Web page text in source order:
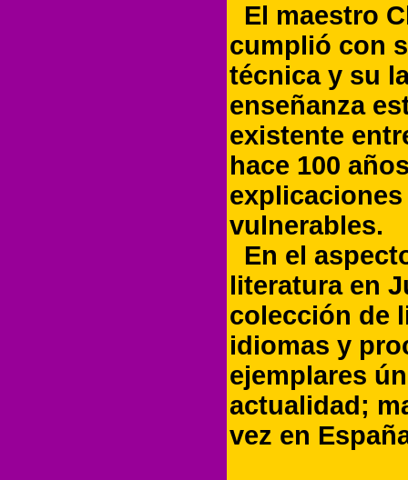
El maestro
cumplió con
técnica y su
enseñanza
existente
hace 100
vulnerables.
En el
literatura en
colección de
idiomas y
ejemplares
actualidad;
vez en